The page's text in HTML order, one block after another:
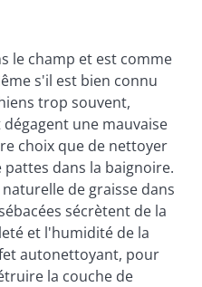
le champ et est comme
s'il est bien connu
trop souvent,
une mauvaise
choix que de nettoyer
dans la baignoire.
de graisse dans
sécrètent de la
et l'humidité de la
autonettoyant, pour
la couche de